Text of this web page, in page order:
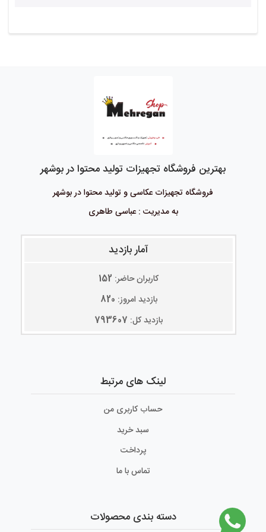
بهترین فروشگاه تجهیزات تولید محتوا در بوشهر
فروشگاه تجهیزات عکاسی و تولید محتوا در بوشهر
به مدیریت : عباسی طاهری
لینک های مرتبط
حساب کاربری من
سبد خرید
پرداخت
تماس با ما
دسته بندی محصولات
آمار بازدید
کاربران حاضر: 152
بازدید امروز: 820
بازدید کل: 793607